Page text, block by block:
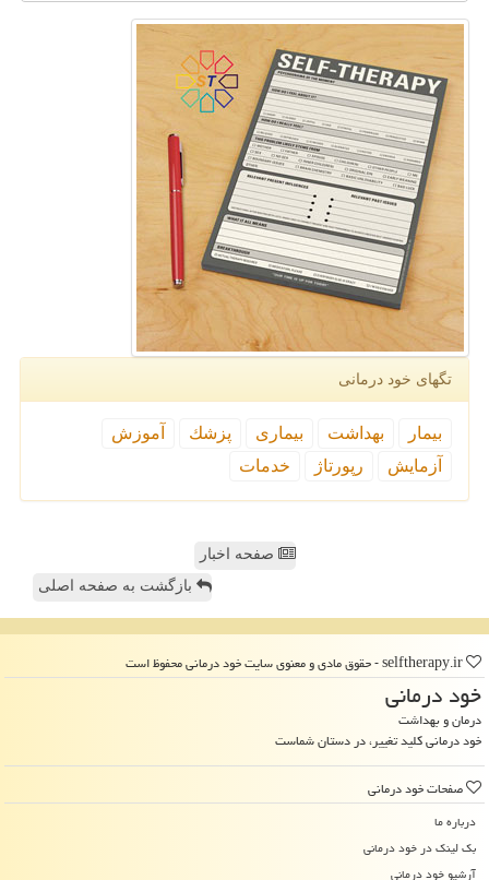
تگهای خود درمانی
بیمار بهداشت بیماری پزشك
آموزش
آزمایش
رپورتاژ خدمات
صفحه اخبار
بازگشت به صفحه اصلی
خود درمانی
درمان و بهداشت
خود درمانی کلید تغییر، در دستان شماست
صفحات خود درمانی
درباره ما
بک لینک در خود درمانی
آرشیو خود درمانی